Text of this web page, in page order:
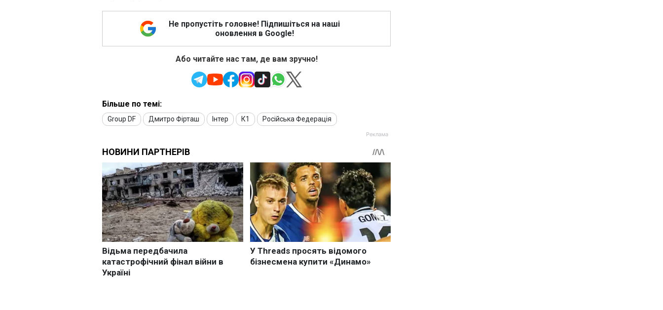
Не пропустіть головне! Підпишіться на наші
оновлення в Google!
Або читайте нас там, де вам зручно!
Більше по темі:
Group DF Дмитро Фірташ Інтер К1 Російська Федерація